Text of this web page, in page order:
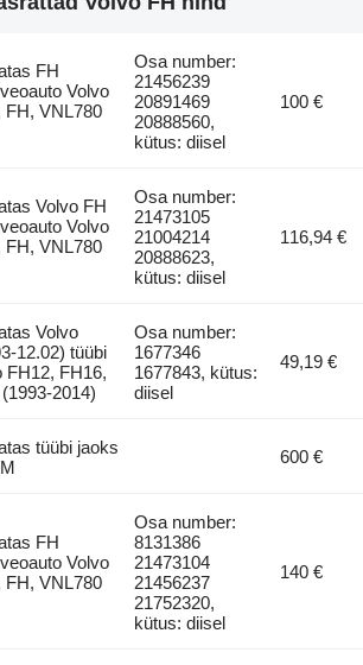
FH
Volvo
FH, VNL780
Osa number:
21456239
20891469
20888560,
kütus: diisel
100 €
Volvo FH
Volvo
FH, VNL780
Osa number:
21473105
21004214
20888623,
kütus: diisel
116,94 €
Volvo
12.02) tüübi
FH12, FH16,
2014)
Osa number:
1677346
1677843, kütus:
diisel
49,19 €
tüübi jaoks
600 €
FH
Volvo
FH, VNL780
Osa number:
8131386
21473104
21456237
21752320,
kütus: diisel
140 €